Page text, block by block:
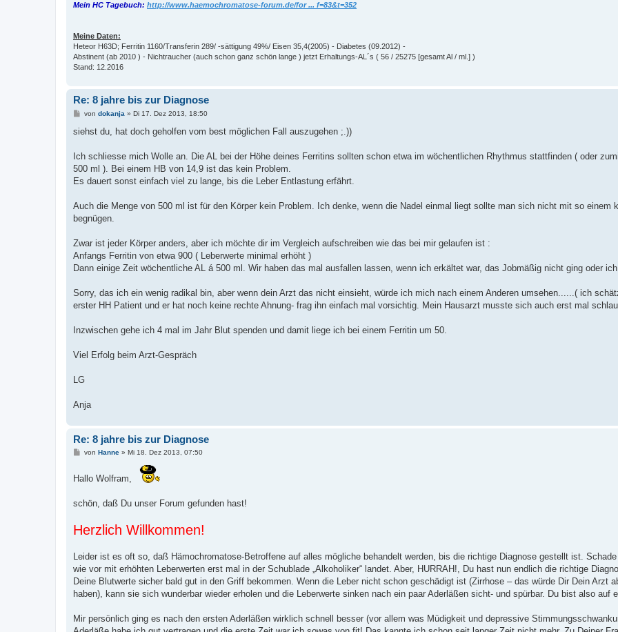
Mein HC Tagebuch: http://www.haemochromatose-forum.de/for ... f=83&t=352
Meine Daten:
Heteor H63D; Ferritin 1160/Transferin 289/ -sättigung 49%/ Eisen 35,4(2005) - Diabetes (09.2012) -
Abstinent (ab 2010 ) - Nichtraucher (auch schon ganz schön lange ) jetzt Erhaltungs-AL´s ( 56 / 25275 [gesamt Al / ml.] )
Stand: 12.2016
Re: 8 jahre bis zur Diagnose
B
i
a
von dokanja » Di 17. Dez 2013, 18:50
siehst du, hat doch geholfen vom best möglichen Fall auszugehen ;.))
Ich schliesse mich Wolle an. Die AL bei der Höhe deines Ferritins sollten schon etwa im wöchentlichen Rhythmus stattfinden ( oder
500 ml ). Bei einem HB von 14,9 ist das kein Problem.
Es dauert sonst einfach viel zu lange, bis die Leber Entlastung erfährt.
Auch die Menge von 500 ml ist für den Körper kein Problem. Ich denke, wenn die Nadel einmal liegt sollte man sich nicht mit so einem
begnügen.
Zwar ist jeder Körper anders, aber ich möchte dir im Vergleich aufschreiben wie das bei mir gelaufen ist :
Anfangs Ferritin von etwa 900 ( Leberwerte minimal erhöht )
Dann einige Zeit wöchentliche AL á 500 ml. Wir haben das mal ausfallen lassen, wenn ich erkältet war, das Jobmäßig nicht ging oder
Sorry, das ich ein wenig radikal bin, aber wenn dein Arzt das nicht einsieht, würde ich mich nach einem Anderen umsehen......( ich
erster HH Patient und er hat noch keine rechte Ahnung- frag ihn einfach mal vorsichtig. Mein Hausarzt musste sich auch erst mal
Inzwischen gehe ich 4 mal im Jahr Blut spenden und damit liege ich bei einem Ferritin um 50.
Viel Erfolg beim Arzt-Gespräch
LG
Anja
Re: 8 jahre bis zur Diagnose
B
t
g
von Hanne» Mi 18. Dez 2013, 07:50
Hallo Wolfram,
schön, daß Du unser Forum gefunden hast!
Herzlich Willkommen!
Leider ist es oft so, daß Hämochromatose-Betroffene auf alles mögliche behandelt werden, bis die richtige Diagnose gestellt ist.
wie vor mit erhöhten Leberwerten erst mal in der Schublade „Alkoholiker“ landet. Aber, HURRAH!, Du hast nun endlich die richtige
Deine Blutwerte sicher bald gut in den Griff bekommen. Wenn die Leber nicht schon geschädigt ist (Zirrhose – das würde Dir Dein Arzt
haben), kann sie sich wunderbar wieder erholen und die Leberwerte sinken nach ein paar Aderläßen sicht- und spürbar. Du bist also auf
Mir persönlich ging es nach den ersten Aderläßen wirklich schnell besser (vor allem was Müdigkeit und depressive